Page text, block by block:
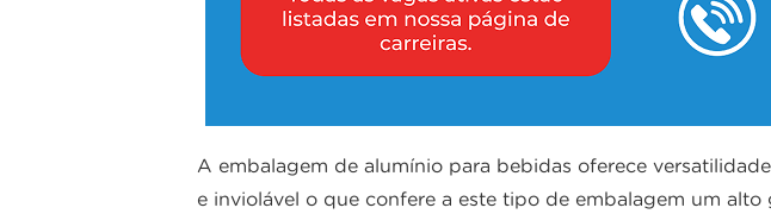
A embalagem de alumínio para bebidas oferece
e inviolável o que confere a este tipo de embalagem um alto